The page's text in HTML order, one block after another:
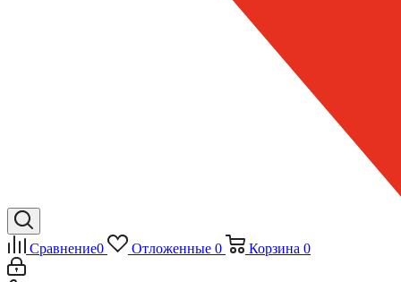
Сравнение0 Отложенные 0 Корзина 0